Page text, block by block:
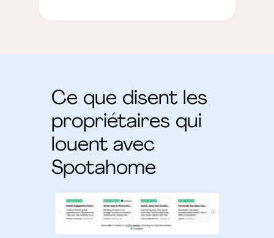
Ce que disent les
propriétaires qui
louent avec
Spotahome